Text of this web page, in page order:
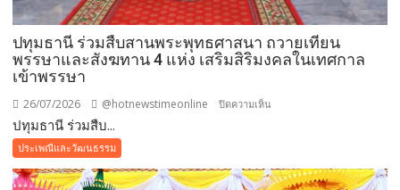
ปทุมธานี ร่วมสืบสานพระพุทธศาสนา ถวายเทียน
พรรษาและสังฆทาน 4 แห่ง เสริมสิริมงคลในเทศกาล
เข้าพรรษา
26/07/2026 @hotnewstimeonline ปิดความเห็น
ศาสนา
ปทุมธานี ร่วมสืบ...
ประเพณีและวัฒนธรรม